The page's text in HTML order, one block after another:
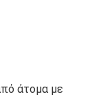
άτομα με